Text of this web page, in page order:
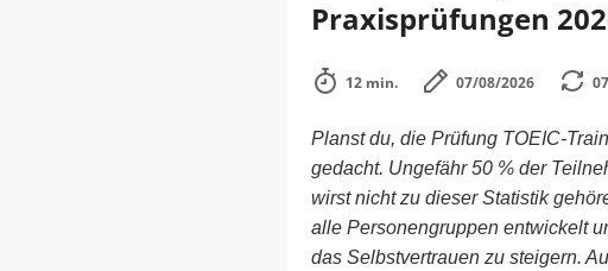
Praxisprüfungen
12 min. 07/08/2026
Planst du, die Prüfung TOEIC-
gedacht. Ungefähr 50 % der
wirst nicht zu dieser Statistik
alle Personengruppen entwickelt
das Selbstvertrauen zu steigern.